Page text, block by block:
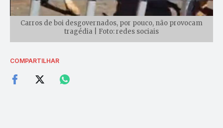
Carros de boi desgovernados, por pouco, não provocam
tragédia | Foto: redes sociais
COMPARTILHAR